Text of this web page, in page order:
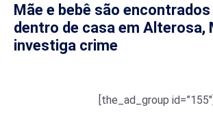
Mãe e bebê são
dentro de casa em Alterosa,
investiga crime
[the_ad_group id=”155″]